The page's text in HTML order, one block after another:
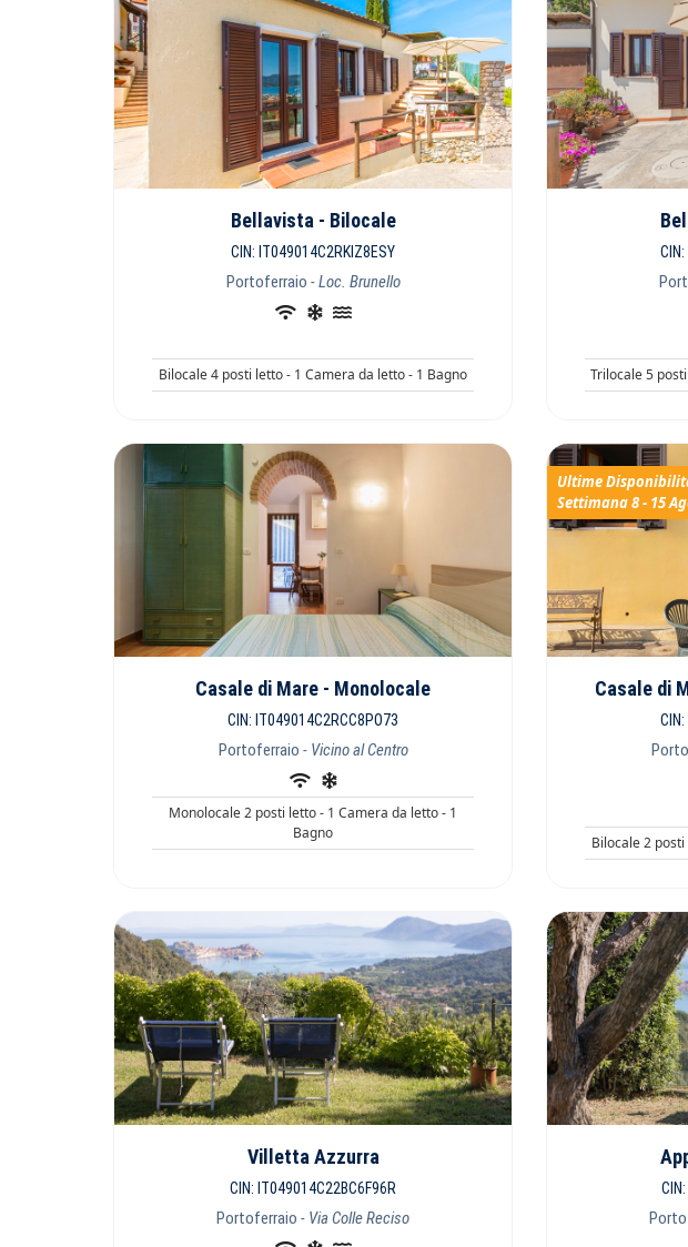
Bellavista - Bilocale
CIN: IT049014C2RKIZ8ESY
Portoferraio - Loc. Brunello
Bilocale 4 posti letto - 1 Camera da letto - 1 Bagno Trilocale 5
Casale di Mare - Monolocale
CIN: IT049014C2RCC8PO73
Portoferraio - Vicino al Centro
Monolocale 2 posti letto - 1 Camera da letto - 1
Bagno
Ultime
Settimana 8 - 15
Casale di
Bilocale 2
Villetta Azzurra
CIN: IT049014C22BC6F96R
Portoferraio - Via Colle Reciso